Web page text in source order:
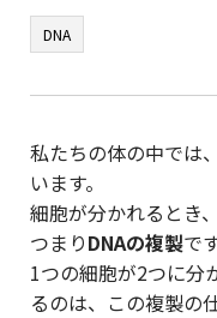
DNA
私たちの体の中では
います。
細胞が分かれるとき
つまりDNAの複製で
1つの細胞が2つに分
るのは、この複製の